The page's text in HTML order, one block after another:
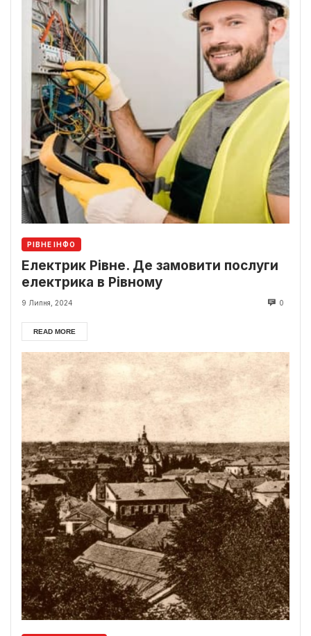
РІВНЕ ІНФО
Електрик Рівне. Де замовити послуги
електрика в Рівному
9 Липня, 2024 0
READ MORE